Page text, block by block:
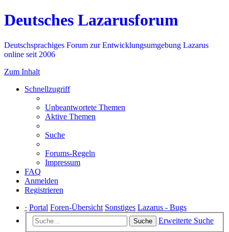
Deutsches Lazarusforum
Deutschsprachiges Forum zur Entwicklungsumgebung Lazarus
online seit 2006
Zum Inhalt
Schnellzugriff
Unbeantwortete Themen
Aktive Themen
Suche
Forums-Regeln
Impressum
FAQ
Anmelden
Registrieren
· Portal Foren-Übersicht Sonstiges Lazarus - Bugs
Suche
Erweiterte Suche